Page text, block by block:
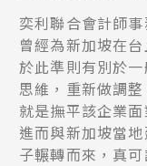
奕利聯合會計師
曾經為新加坡在
於此準則有別於
思維，重新做調
就是撫平該企業
進而與新加坡當
子輾轉而來，真可